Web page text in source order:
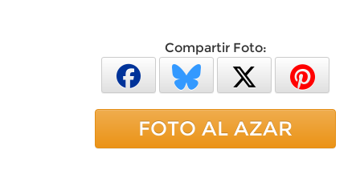
Compartir Foto:
FOTO AL AZAR